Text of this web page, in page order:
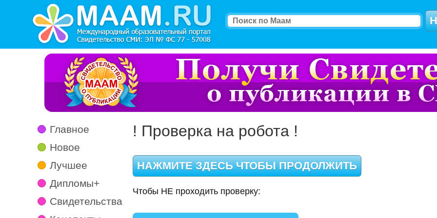
Главное
Новое
Лучшее
Дипломы+
Свидетельства
! Проверка на робота !
Чтобы НЕ проходить проверку: